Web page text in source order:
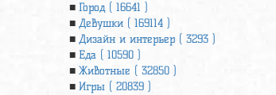
Город ( 16641 )
Девушки ( 169114 )
Дизайн и интерьер ( 3293 )
Еда ( 10590 )
Животные ( 32850 )
Игры ( 20839 )